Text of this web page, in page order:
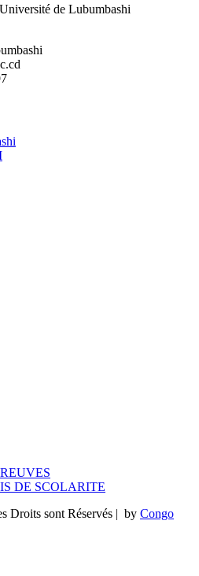
de Lubumbashi
DE SCOLARITE
Droits sont Réservés | by Congo